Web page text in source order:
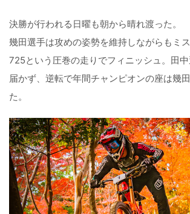
決勝が行われる日曜も朝から晴れ渡った。
幾田選手は攻めの姿勢を維持しながらもミ
725という圧巻の走りでフィニッシュ。田
届かず、逆転で年間チャンピオンの座は幾
た。